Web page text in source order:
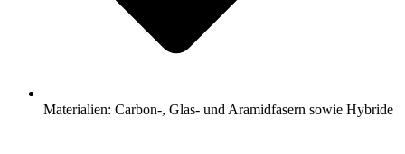
Materialien: Carbon-, Glas- und Aramidfasern sowie Hybride